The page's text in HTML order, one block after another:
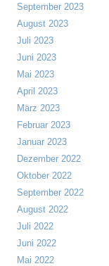
September 2023
August 2023
Juli 2023
Juni 2023
Mai 2023
April 2023
März 2023
Februar 2023
Januar 2023
Dezember 2022
Oktober 2022
September 2022
August 2022
Juli 2022
Juni 2022
Mai 2022